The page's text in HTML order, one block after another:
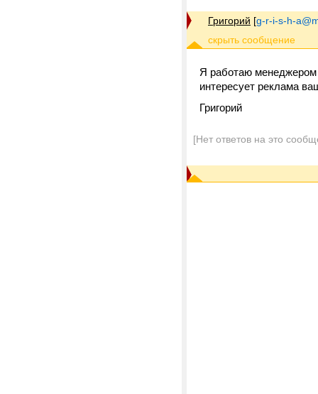
Григорий [g-r-i-s-h-
Я работаю менеджером
интересует реклама
Григорий
[Нет ответов на это